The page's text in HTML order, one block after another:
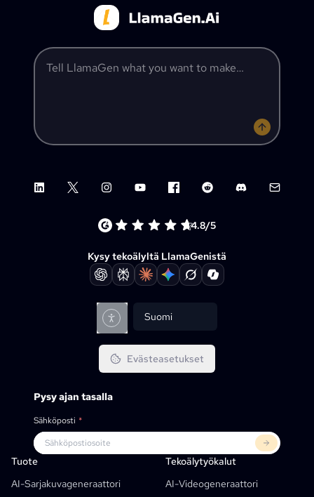
Tell LlamaGen what you want to make
LinkedInX (Twitter)InstagramYouTubeFacebook group
Reddit DiscordEmail
4.8/5
Kysy tekoälyltä LlamaGenistä
Suomi
Evästeasetukset
Pysy ajan tasalla
Sähköposti *
Tuote
AI-Sarjakuvageneraattori
Tekoälytyökalut
AI-Videogeneraattori
Tuote
Ilmainen AI-Sarjakuvaruutujen Generaattori
LlamaGenille
Opettajat
YHTEISTYÖKUMPPANIT
OpenAI
Käyttötapaukset
Sarjakuva APIs